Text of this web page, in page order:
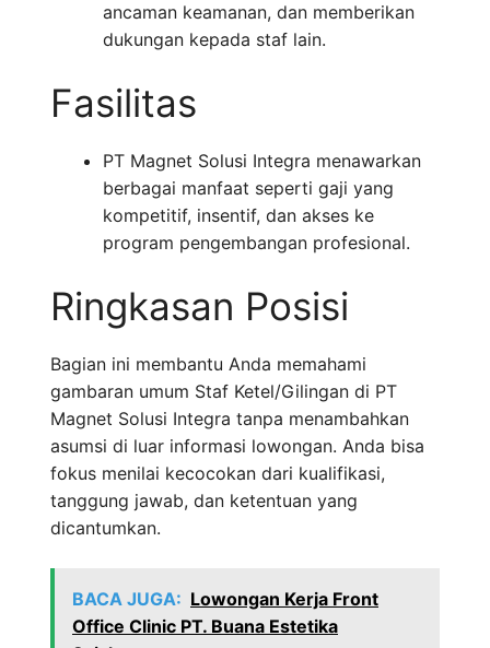
ancaman keamanan, dan memberikan
dukungan kepada staf lain.
Fasilitas
PT Magnet Solusi Integra menawarkan
berbagai manfaat seperti gaji yang
kompetitif, insentif, dan akses ke
program pengembangan profesional.
Ringkasan Posisi
Bagian ini membantu Anda memahami
gambaran umum Staf Ketel/Gilingan di PT
Magnet Solusi Integra tanpa menambahkan
asumsi di luar informasi lowongan. Anda bisa
fokus menilai kecocokan dari kualifikasi,
tanggung jawab, dan ketentuan yang
dicantumkan.
BACA JUGA: Lowongan Kerja Front
Office Clinic PT. Buana Estetika